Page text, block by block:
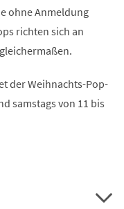
ohne Anmeldung
richten sich an
der Weihnachts-Pop-
samstags von 11 bis